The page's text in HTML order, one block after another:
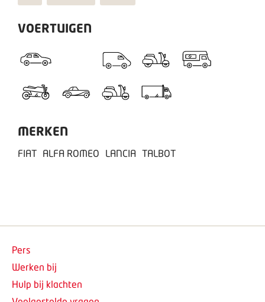
VOERTUIGEN
MERKEN
FIAT ALFA ROMEO LANCIA TALBOT
Pers
Werken bij
Hulp bij klachten